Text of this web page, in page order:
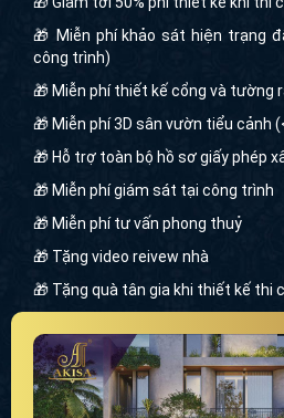
🎁 Miễn phí khảo sát hiện trạng
công trình)
🎁 Miễn phí thiết kế cổng và tường
🎁 Miễn phí 3D sân vườn tiểu cảnh
🎁 Hỗ trợ toàn bộ hồ sơ giấy phép
🎁 Miễn phí giám sát tại công trình
🎁 Miễn phí tư vấn phong thuỷ
🎁 Tặng video reivew nhà
🎁 Tặng quà tân gia khi thiết kế thi